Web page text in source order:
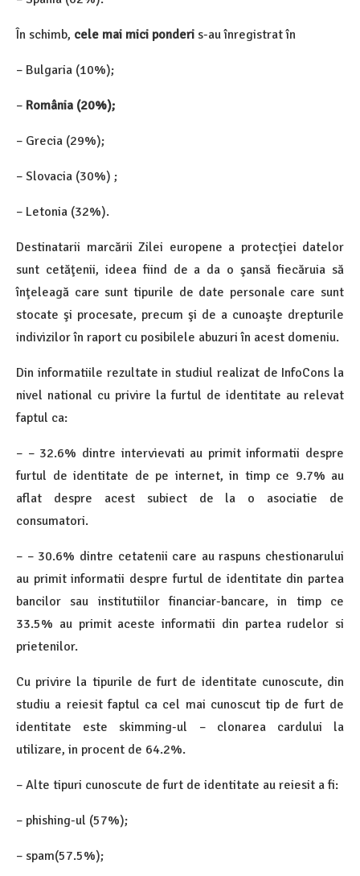
În schimb, cele mai mici ponderi s-au înregistrat în
– Bulgaria (10%);
– România (20%);
– Grecia (29%);
– Slovacia (30%) ;
– Letonia (32%).
Destinatarii marcării Zilei europene a protecţiei datelor
sunt cetăţenii, ideea fiind de a da o şansă fiecăruia să
înţeleagă care sunt tipurile de date personale care sunt
stocate şi procesate, precum şi de a cunoaşte drepturile
indivizilor în raport cu posibilele abuzuri în acest domeniu.
Din informatiile rezultate in studiul realizat de InfoCons la
nivel national cu privire la furtul de identitate au relevat
faptul ca:
– – 32.6% dintre intervievati au primit informatii despre
furtul de identitate de pe internet, in timp ce 9.7% au
aflat despre acest subiect de la o asociatie de
consumatori.
– – 30.6% dintre cetatenii care au raspuns chestionarului
au primit informatii despre furtul de identitate din partea
bancilor sau institutiilor financiar-bancare, in timp ce
33.5% au primit aceste informatii din partea rudelor si
prietenilor.
Cu privire la tipurile de furt de identitate cunoscute, din
studiu a reiesit faptul ca cel mai cunoscut tip de furt de
identitate este skimming-ul – clonarea cardului la
utilizare, in procent de 64.2%.
– Alte tipuri cunoscute de furt de identitate au reiesit a fi:
– phishing-ul (57%);
– spam(57.5%);